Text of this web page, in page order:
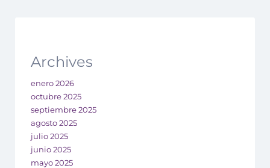
Archives
enero 2026
octubre 2025
septiembre 2025
agosto 2025
julio 2025
junio 2025
mayo 2025